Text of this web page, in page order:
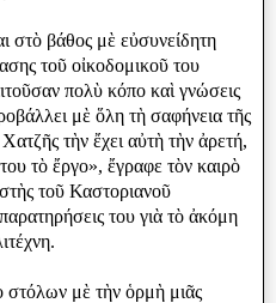
στὸ βάθος μὲ εὐσυνείδητη
τοῦ οἰκοδομικοῦ του
πολὺ κόπο καὶ γνώσεις
μὲ ὅλη τὴ σαφήνεια τῆς
τὴν ἔχει αὐτὴ τὴν ἀρετή,
τὸ ἔργο», ἔγραφε τὸν καιρὸ
τοῦ Καστοριανοῦ
του γιὰ τὸ ἀκόμη
μὲ τὴν ὁρμὴ μιᾶς